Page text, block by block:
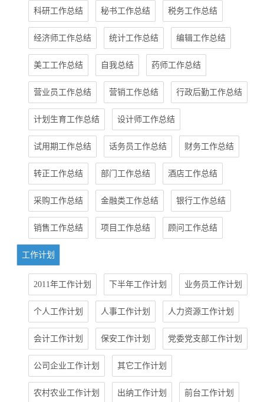
科研工作总结 秘书工作总结 税务工作总结
经济师工作总结 统计工作总结 编辑工作总结
美工工作总结 自我总结 药师工作总结
营业员工作总结 营销工作总结 行政后勤工作总结
计划生育工作总结 设计师工作总结
试用期工作总结 话务员工作总结 财务工作总结
转正工作总结 部门工作总结 酒店工作总结
采购工作总结 金融类工作总结 银行工作总结
销售工作总结 项目工作总结 顾问工作总结
工作计划
2011年工作计划 下半年工作计划 业务员工作计划
个人工作计划 人事工作计划 人力资源工作计划
会计工作计划 保安工作计划 党委党支部工作计划
公司企业工作计划 其它工作计划
农村农业工作计划 出纳工作计划 前台工作计划